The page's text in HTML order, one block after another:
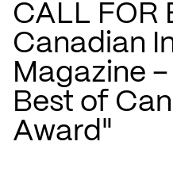
CALL FOR
Canadian
Magazine
Best of
Award"